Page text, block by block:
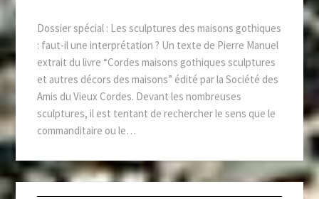
Dossier spécial : Les sculptures des maisons gothiques
: faut-il une interprétation ? Un texte de Pierre Manuel
extrait du livre “Cordes maisons gothiques sculptures
et autres décors des maisons” édité par la Société des
Amis du Vieux Cordes. Devant les nombreuses
sculptures, il est tentant de rechercher le sens que le
commanditaire ou le…